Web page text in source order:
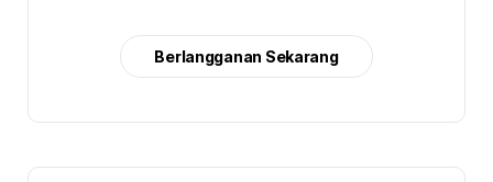
Berlangganan Sekarang